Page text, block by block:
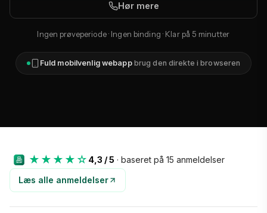
Hør mere
Ingen prøveperiode · Ingen binding · Klar på 5 minutter
Fuld mobilvenlig webappbrug den direkte i browseren
Velkommen,
★★★★☆ 4,3 / 5 · baseret på 15 anmeldelser
Læs alle anmeldelser